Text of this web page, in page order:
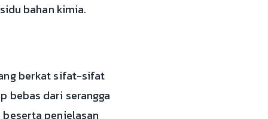
bahan kimia.
berkat sifat-sifat
bebas dari serangga
penjelasan